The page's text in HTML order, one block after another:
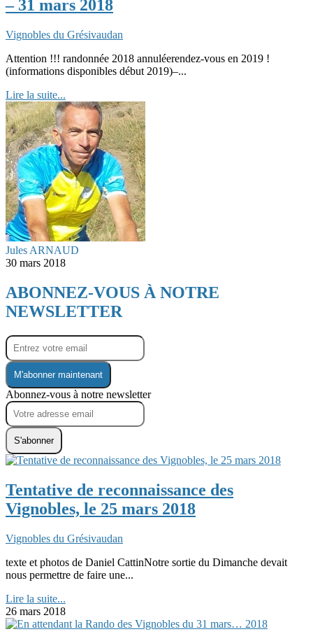
– 31 mars 2018
Vignobles du Grésivaudan
Attention !!! randonnée 2018 annuléerendez-vous en 2019 !
(informations disponibles début 2019)–...
Lire la suite...
Jules ARNAUD
30 mars 2018
ABONNEZ-VOUS À NOTRE
NEWSLETTER
M'abonner maintenant
Abonnez-vous à notre newsletter
S'abonner
Tentative de reconnaissance des
Vignobles, le 25 mars 2018
Vignobles du Grésivaudan
texte et photos de Daniel CattinNotre sortie du Dimanche devait
nous permettre de faire une...
Lire la suite...
26 mars 2018